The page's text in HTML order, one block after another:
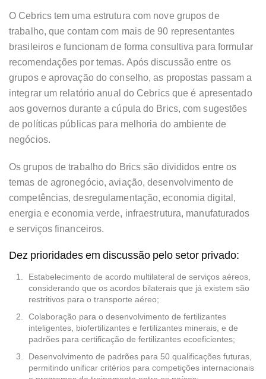
O Cebrics tem uma estrutura com nove grupos de
trabalho, que contam com mais de 90 representantes
brasileiros e funcionam de forma consultiva para formular
recomendações por temas. Após discussão entre os
grupos e aprovação do conselho, as propostas passam a
integrar um relatório anual do Cebrics que é apresentado
aos governos durante a cúpula do Brics, com sugestões
de políticas públicas para melhoria do ambiente de
negócios.
Os grupos de trabalho do Brics são divididos entre os
temas de agronegócio, aviação, desenvolvimento de
competências, desregulamentação, economia digital,
energia e economia verde, infraestrutura, manufaturados
e serviços financeiros.
Dez prioridades em discussão pelo setor privado:
Estabelecimento de acordo multilateral de serviços aéreos,
considerando que os acordos bilaterais que já existem são
restritivos para o transporte aéreo;
Colaboração para o desenvolvimento de fertilizantes
inteligentes, biofertilizantes e fertilizantes minerais, e de
padrões para certificação de fertilizantes ecoeficientes;
Desenvolvimento de padrões para 50 qualificações futuras,
permitindo unificar critérios para competições internacionais